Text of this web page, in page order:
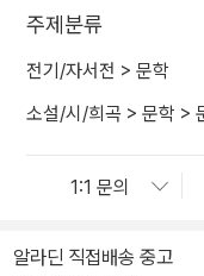
주제분류
전기/자서전 > 문학
소설/시/희곡 > 문학 >
알라딘 직접배송 중고